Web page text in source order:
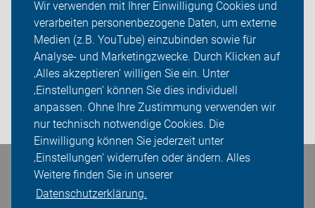
Wir verwenden mit Ihrer Einwilligung Cookies und
verarbeiten personenbezogene Daten, um externe
Medien (z.B. YouTube) einzubinden sowie für
Analyse- und Marketingzwecke. Durch Klicken auf
‚Alles akzeptieren‘ willigen Sie ein. Unter
‚Einstellungen‘ können Sie dies individuell
anpassen. Ohne Ihre Zustimmung verwenden wir
nur technisch notwendige Cookies. Die
Einwilligung können Sie jederzeit unter
‚Einstellungen‘ widerrufen oder ändern. Alles
Weitere finden Sie in unserer
Datenschutzerklärung.
Über uns
Sei dabei
Presse
Bleiben Sie in Kontakt